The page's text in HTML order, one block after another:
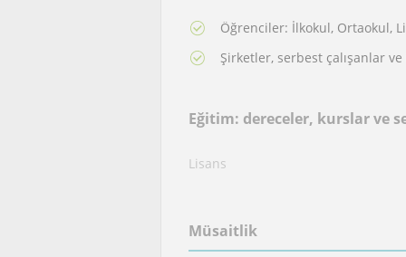
Öğrenciler: İlkokul, Ortaokul,
Şirketler, serbest çalışanlar
Eğitim: dereceler, kurslar ve
Lisans
Müsaitlik